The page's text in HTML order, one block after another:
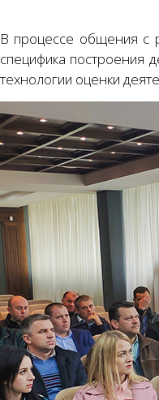
В процессе общения с
специфика построения
технологии оценки